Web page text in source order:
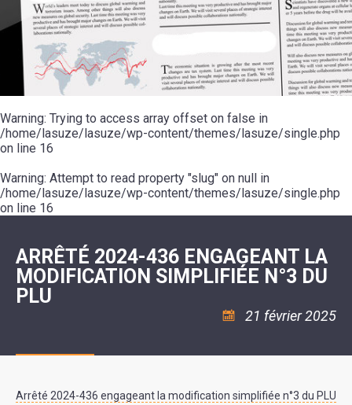
20ÈME
SIÈCLE
RÉUNIONS
DU
CONSEIL
MUNICIPAL
ARRÊTÉS
DÉCISIONS
MAIRE
MOT
DE
LA
MINORITÉ
LES
ÉCOLES
COLLÈGE
ESPACE
JEUNES
11
18
:
ASSOCIATION
COULÉE
DOUCE
ENVIRONNEMENT
L'EAU
L'ASSAINISSEMENT
RÉSIDENCE
AUTONOMIE
LE
CCAS
LA
POLICE
SÉCURITÉ
/
RISQUES
MAJEURS
MUSIQUE
L'ÉCOLE
COMMUNAUTAIRE
DANSE
PISCINE
ASSOCIATIONS
VOIE
VERTE
VISITES
DÉCOUVERTES
LES
RANDONNÉES
LE
POUR
CAMPING-
CARS
TENTES
CARAVANES
LA
HALTE
FLUVIALE
SUZE
Warning: Trying to access array offset on false in
/home/lasuze/lasuze/wp-content/themes/lasuze/single.php
on line 16
Warning: Attempt to read property "slug" on null in
/home/lasuze/lasuze/wp-content/themes/lasuze/single.php
on line 16
ARRÊTÉ 2024-436 ENGAGEANT LA
MODIFICATION SIMPLIFIÉE N°3 DU
PLU
21 février 2025
Arrêté 2024-436 engageant la modification simplifiée n°3 du PLU